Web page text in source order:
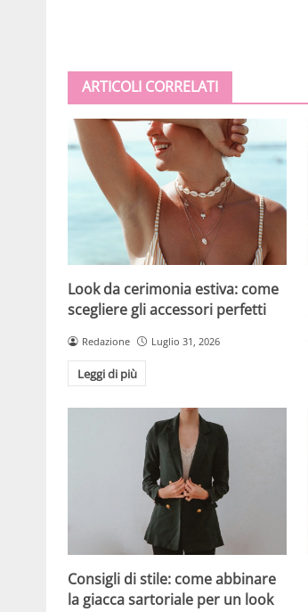
ARTICOLI CORRELATI
Look da cerimonia estiva: come
scegliere gli accessori perfetti
Redazione Luglio 31, 2026
Leggi di più
Consigli di stile: come abbinare
la giacca sartoriale per un look